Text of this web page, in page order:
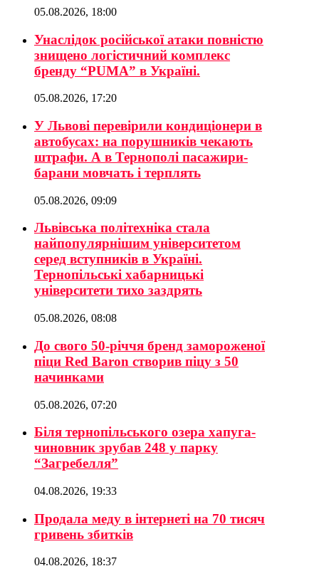
05.08.2026, 18:00
Унаслідок російської атаки повністю
знищено логістичний комплекс
бренду “PUMA” в Україні.
05.08.2026, 17:20
У Львові перевірили кондиціонери в
автобусах: на порушників чекають
штрафи. А в Тернополі пасажири-
барани мовчать і терплять
05.08.2026, 09:09
Львівська політехніка стала
найпопулярнішим університетом
серед вступників в Україні.
Тернопільські хабарницькі
університети тихо заздрять
05.08.2026, 08:08
До свого 50-річчя бренд замороженої
піци Red Baron створив піцу з 50
начинками
05.08.2026, 07:20
Біля тернопільського озера хапуга-
чиновник зрубав 248 у парку
“Загребелля”
04.08.2026, 19:33
Продала меду в інтернеті на 70 тисяч
гривень збитків
04.08.2026, 18:37